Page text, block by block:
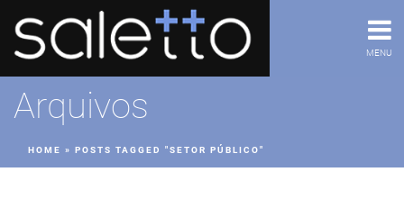
MENU
Arquivos
HOME » POSTS TAGGED "SETOR PÚBLICO"